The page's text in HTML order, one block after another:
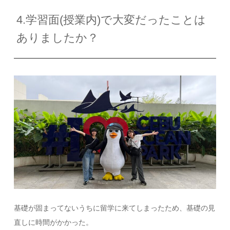
4.学習面(授業内)で大変だったことは
ありましたか？
基礎が固まってないうちに留学に来てしまったため、基礎の見
直しに時間がかかった。